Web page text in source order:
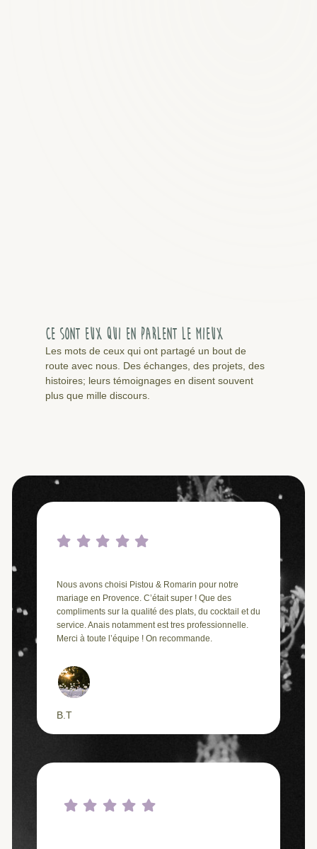
Ce sont eux qui en parlent le mieux
Les mots de ceux qui ont partagé un bout de
route avec nous. Des échanges, des projets, des
histoires; leurs témoignages en disent souvent
plus que mille discours.
Nous avons choisi Pistou & Romarin pour notre
mariage en Provence. C’était super ! Que des
compliments sur la qualité des plats, du cocktail et du
service. Anais notamment est tres professionnelle.
Merci à toute l’équipe ! On recommande.
B.T